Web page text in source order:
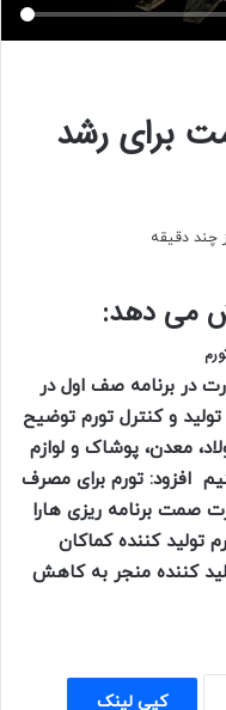
برای رشد
چند دقیقه
می دهد:
در برنامه صف اول در
و کنترل تورم توضیح
معدن، پوشاک و لوازم
افزود: تورم برای مصرف
صمت برنامه ریزی هارا
تولید کننده کماکان
کننده منجر به کاهش
کپی لینک